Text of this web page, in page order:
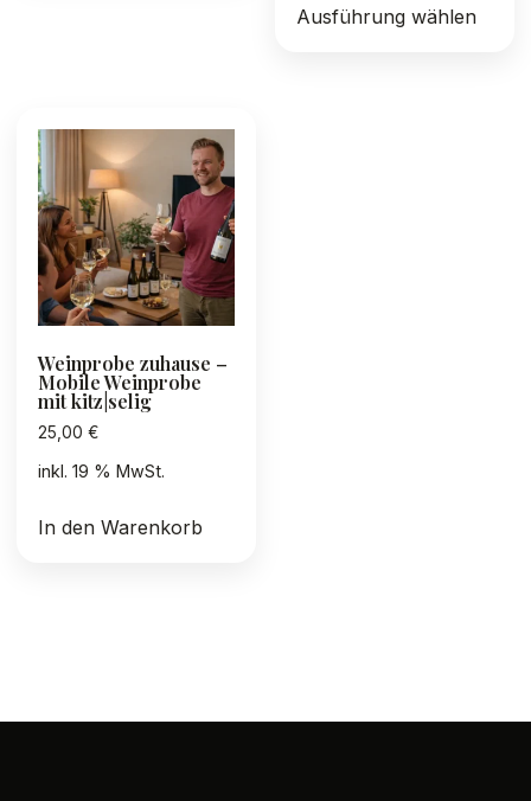
Ausführung wählen
Weinprobe zuhause –
Mobile Weinprobe
mit kitz|selig
25,00 €
inkl. 19 % MwSt.
In den Warenkorb